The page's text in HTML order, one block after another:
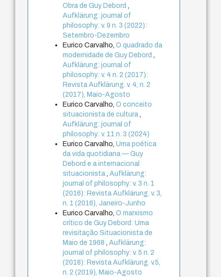
Obra de Guy Debord
Aufklärung: journal of
philosophy: v. 9 n. 3 (2022):
Setembro-Dezembro
Eurico Carvalho,O quadrado da
modernidade de Guy Debord
Aufklärung: journal of
philosophy: v. 4 n. 2 (2017):
Revista Aufklärung. v. 4, n. 2
(2017), Maio-Agosto
Eurico Carvalho,O conceito
situacionista de cultura
Aufklärung: journal of
philosophy: v. 11 n. 3 (2024)
Eurico Carvalho,Uma poética
da vida quotidiana — Guy
Debord e a internacional
situacionista ,Aufklärung:
journal of philosophy: v. 3 n. 1
(2016): Revista Aufklärung. v. 3,
n. 1 (2016), Janeiro-Junho
Eurico Carvalho,O marxismo
crítico de Guy Debord: Uma
revisitação Situacionista de
Maio de 1968
,Aufklärung:
journal of philosophy: v. 5 n. 2
(2018): Revista Aufklärung. v.5,
n. 2 (2019), Maio-Agosto